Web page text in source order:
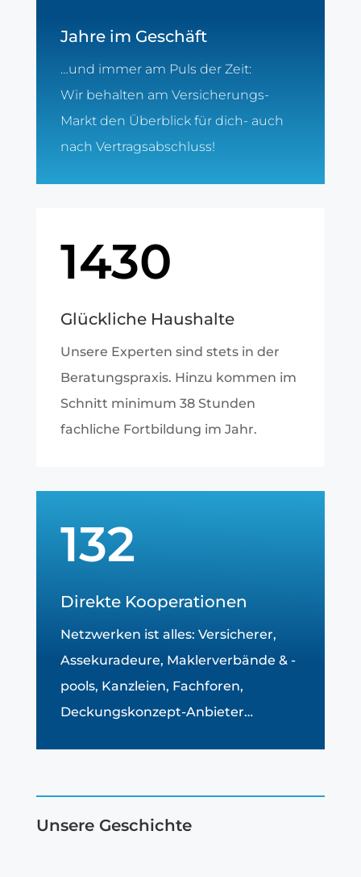
Jahre im Geschäft
…und immer am Puls der Zeit:
Wir behalten am Versicherungs-
Markt den Überblick für dich- auch
nach Vertragsabschluss!
1430
Glückliche Haushalte
Unsere Experten sind stets in der
Beratungspraxis. Hinzu kommen im
Schnitt minimum 38 Stunden
fachliche Fortbildung im Jahr.
132
Direkte Kooperationen
Netzwerken ist alles: Versicherer,
Assekuradeure, Maklerverbände & -
pools, Kanzleien, Fachforen,
Deckungskonzept-Anbieter…
Unsere Geschichte